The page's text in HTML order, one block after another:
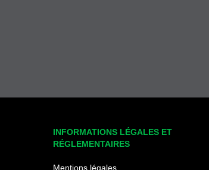
INFORMATIONS LÉGALES ET
RÉGLEMENTAIRES
Mentions légales